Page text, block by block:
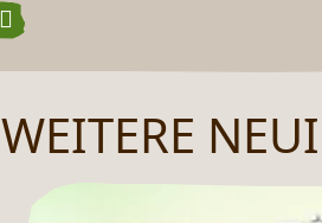
WEITERE